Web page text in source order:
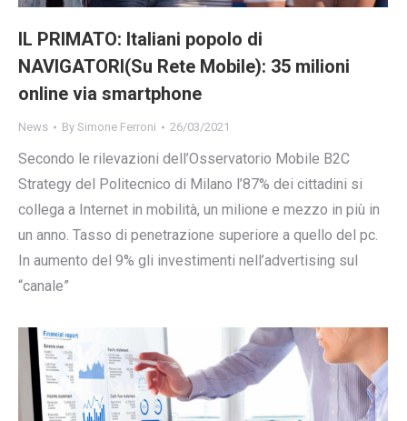
IL PRIMATO: Italiani popolo di
NAVIGATORI(Su Rete Mobile): 35 milioni
online via smartphone
News By Simone Ferroni 26/03/2021
Secondo le rilevazioni dell’Osservatorio Mobile B2C
Strategy del Politecnico di Milano l’87% dei cittadini si
collega a Internet in mobilità, un milione e mezzo in più in
un anno. Tasso di penetrazione superiore a quello del pc.
In aumento del 9% gli investimenti nell’advertising sul
“canale”